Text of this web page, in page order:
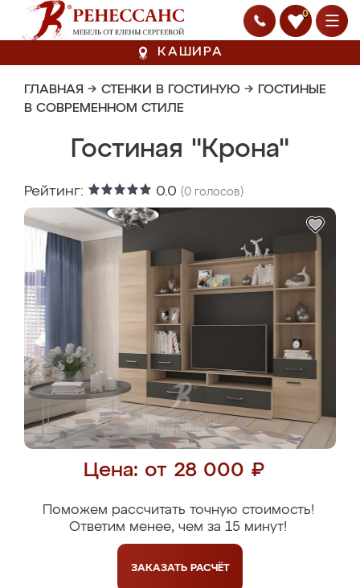
0
КАШИРА
ГЛАВНАЯ → СТЕНКИ В ГОСТИНУЮ → ГОСТИНЫЕ
В СОВРЕМЕННОМ СТИЛЕ
Гостиная "Крона"
Рейтинг: 0.0 (0 голосов)
Цена: от 28 000 ₽
Поможем рассчитать точную стоимость!
Ответим менее, чем за 15 минут!
ЗАКАЗАТЬ РАСЧЁТ